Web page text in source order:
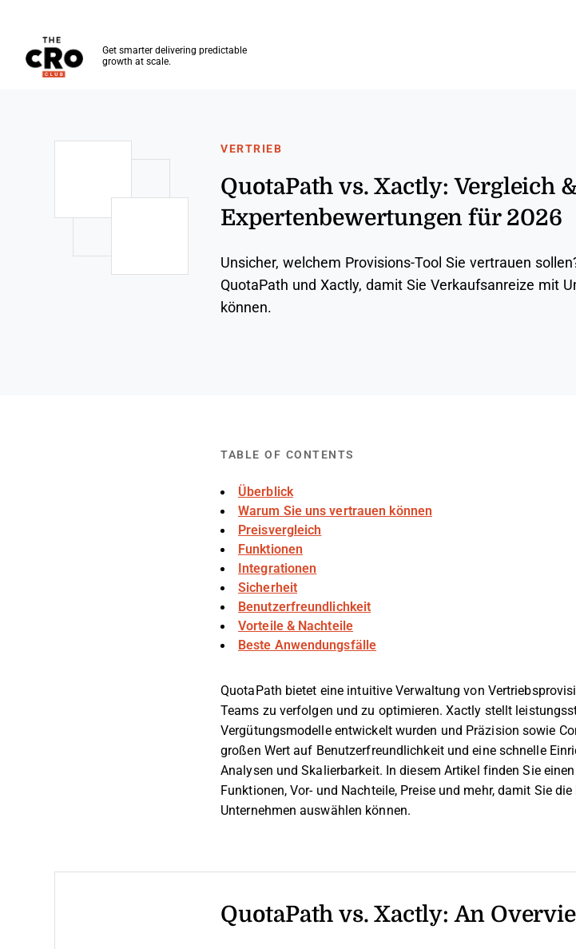
Get smarter delivering predictable
growth at scale.
VERTRIEB
QuotaPath vs. Xactly: Vergleich
Expertenbewertungen für 2026
Unsicher, welchem Provisions-Tool Sie vertrauen
QuotaPath und Xactly, damit Sie Verkaufsanreize mit
können.
TABLE OF CONTENTS
Überblick
Warum Sie uns vertrauen können
Preisvergleich
Funktionen
Integrationen
Sicherheit
Benutzerfreundlichkeit
Vorteile & Nachteile
Beste Anwendungsfälle
QuotaPath bietet eine intuitive Verwaltung von
Teams zu verfolgen und zu optimieren. Xactly stellt
Vergütungsmodelle entwickelt wurden und Präzision sowie
großen Wert auf Benutzerfreundlichkeit und eine schnelle
Analysen und Skalierbarkeit. In diesem Artikel finden Sie
Funktionen, Vor- und Nachteile, Preise und mehr, damit Sie die
Unternehmen auswählen können.
QuotaPath vs. Xactly: An